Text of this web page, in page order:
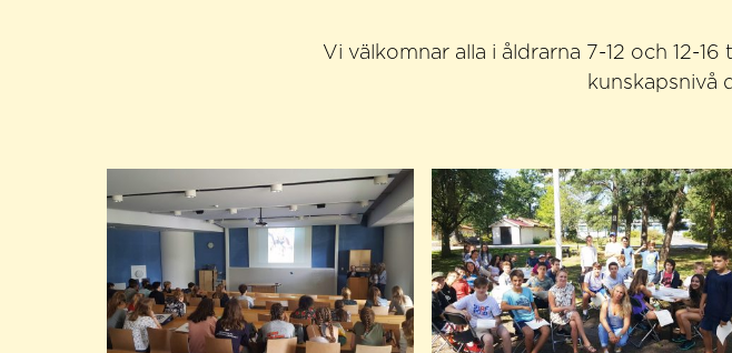
Vi välkomnar alla i åldrarna 7-12 och 12-
kunskapsnivå